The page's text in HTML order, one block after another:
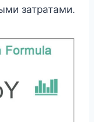
затратами.